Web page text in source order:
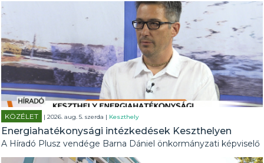
KÖZÉLET | 2026. aug. 5. szerda | Keszthely
Energiahatékonysági intézkedések Keszthelyen
A Híradó Plusz vendége Barna Dániel önkormányzati képviselő